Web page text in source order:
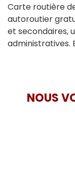
Carte routière
autoroutier
et secondaires,
administratives.
NOUS